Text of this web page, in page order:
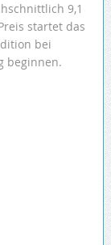
9,1
startet das
bei
beginnen.